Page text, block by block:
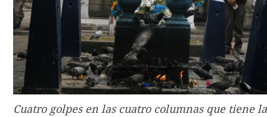
Cuatro golpes en las cuatro columnas que tiene la